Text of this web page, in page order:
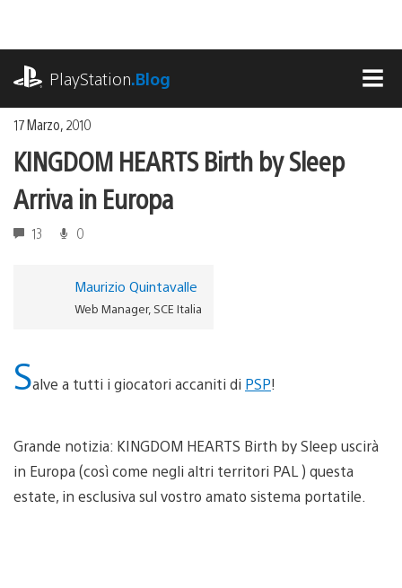
contenuto
PlayStation.Blog
17 Marzo, 2010
KINGDOM HEARTS Birth by Sleep
Arriva in Europa
13 0
Maurizio Quintavalle
Web Manager, SCE Italia
Salve a tutti i giocatori accaniti di PSP!
Grande notizia: KINGDOM HEARTS Birth by Sleep uscirà
in Europa (così come negli altri territori PAL ) questa
estate, in esclusiva sul vostro amato sistema portatile.